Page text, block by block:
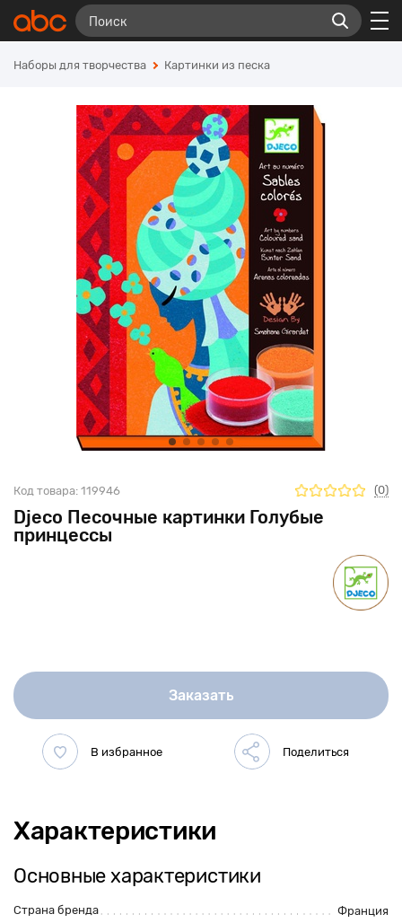
Наборы для творчества Картинки из песка
Djeco Песочные картинки Голубые
принцессы
Код товара: 119946 (0)
Заказать
Характеристики
Основные характеристики
Страна бренда Франция